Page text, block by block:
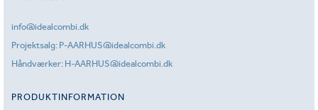
info@idealcombi.dk
Projektsalg: P-AARHUS@idealcombi.dk
Håndværker: H-AARHUS@idealcombi.dk
PRODUKTINFORMATION